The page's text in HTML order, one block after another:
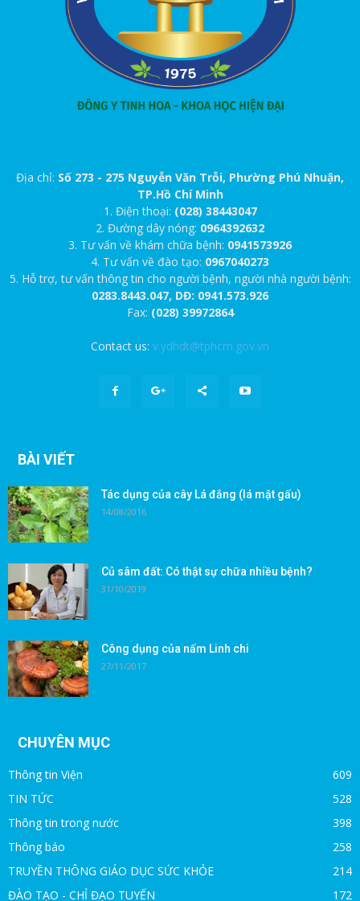
Địa chỉ: Số 273 - 275 Nguyễn Văn Trỗi, Phường Phú Nhuận,
TP.Hồ Chí Minh
1. Điện thoại: (028) 38443047
2. Đường dây nóng: 0964392632
3. Tư vấn về khám chữa bệnh: 0941573926
4. Tư vấn về đào tạo: 0967040273
5. Hỗ trợ, tư vấn thông tin cho người bệnh, người nhà người bệnh:
0283.8443.047, DĐ: 0941.573.926
Fax: (028) 39972864
Contact us: v.ydhdt@tphcm.gov.vn
BÀI VIẾT
Tác dụng của cây Lá đắng (lá mật gấu)
14/08/2016
Củ sâm đất: Có thật sự chữa nhiều bệnh?
31/10/2019
Công dụng của nấm Linh chi
27/11/2017
CHUYÊN MỤC
Thông tin Viện
609
TIN TỨC
528
Thông tin trong nước
398
Thông báo
258
TRUYỀN THÔNG GIÁO DỤC SỨC KHỎE
214
ĐÀO TẠO - CHỈ ĐẠO TUYẾN
172